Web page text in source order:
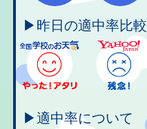
▶昨日の適中率比較
▶適中率について